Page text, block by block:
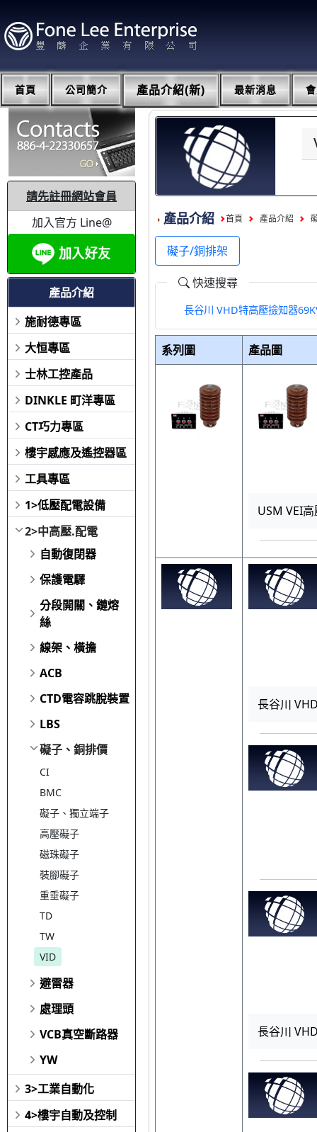
首頁 公司簡介 產品介紹(新) 最新消息
請先註冊網站會員
加入官方 Line@
產品介紹
施耐德專區
大恒專區
士林工控產品
DINKLE 町洋專區
CT巧力專區
樓宇感應及遙控器區
工具專區
1>低壓配電設備
2>中高壓.配電
自動復閉器
保護電驛
分段開關、鏈熔
絲
線架、橫擔
ACB
CTD電容跳脫裝置
LBS
礙子、銅排價
CI
BMC
礙子、獨立端子
高壓礙子
磁珠礙子
裝腳礙子
重垂礙子
TD
TW
VID
避雷器
處理頭
VCB真空斷路器
YW
3>工業自動化
4>樓宇自動及控制
產品介紹 首頁 產品介紹
礙子/銅排架
快速搜尋
長谷川 VHD特高壓撿知器
系列圖 產品圖
USM VEI
長谷川
長谷川